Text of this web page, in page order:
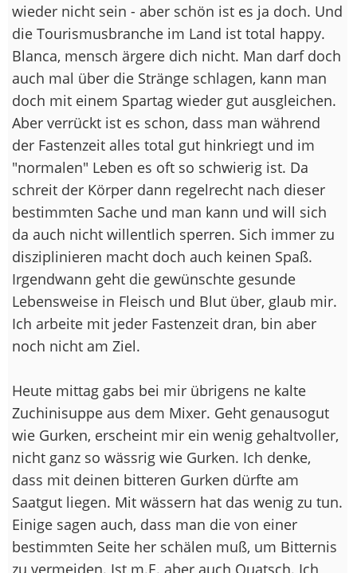
wieder nicht sein - aber schön ist es ja doch. Und
die Tourismusbranche im Land ist total happy.
Blanca, mensch ärgere dich nicht. Man darf doch
auch mal über die Stränge schlagen, kann man
doch mit einem Spartag wieder gut ausgleichen.
Aber verrückt ist es schon, dass man während
der Fastenzeit alles total gut hinkriegt und im
"normalen" Leben es oft so schwierig ist. Da
schreit der Körper dann regelrecht nach dieser
bestimmten Sache und man kann und will sich
da auch nicht willentlich sperren. Sich immer zu
disziplinieren macht doch auch keinen Spaß.
Irgendwann geht die gewünschte gesunde
Lebensweise in Fleisch und Blut über, glaub mir.
Ich arbeite mit jeder Fastenzeit dran, bin aber
noch nicht am Ziel.
Heute mittag gabs bei mir übrigens ne kalte
Zuchinisuppe aus dem Mixer. Geht genausogut
wie Gurken, erscheint mir ein wenig gehaltvoller,
nicht ganz so wässrig wie Gurken. Ich denke,
dass mit deinen bitteren Gurken dürfte am
Saatgut liegen. Mit wässern hat das wenig zu tun.
Einige sagen auch, dass man die von einer
bestimmten Seite her schälen muß, um Bitternis
zu vermeiden. Ist m.E. aber auch Quatsch. Ich